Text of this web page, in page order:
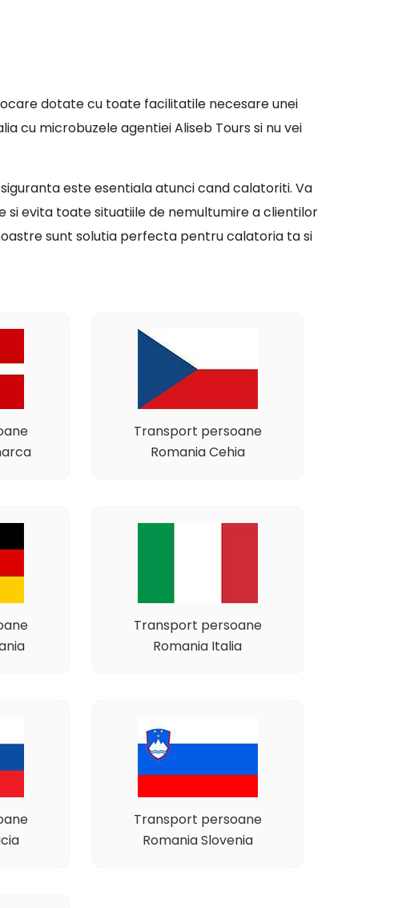
dotate cu toate facilitatile necesare unei
cu microbuzele agentiei Aliseb Tours si nu vei
este esentiala atunci cand calatoriti. Va
si evita toate situatiile de nemultumire a clientilor
sunt solutia perfecta pentru calatoria ta si
Transport persoane
Romania Cehia
Transport persoane
Romania Italia
Transport persoane
Romania Slovenia